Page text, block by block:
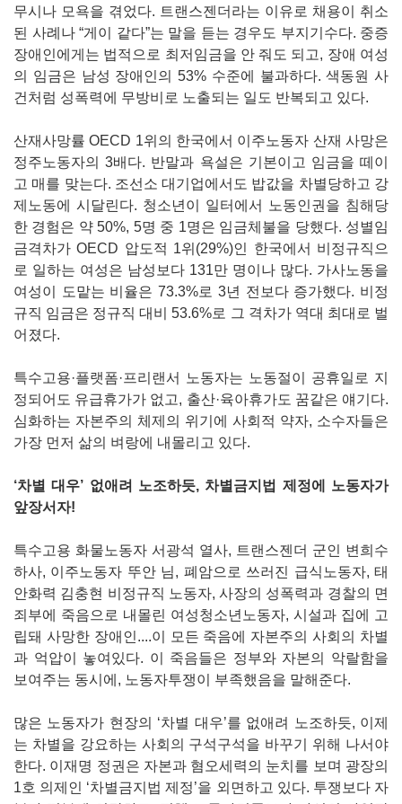
무시나 모욕을 겪었다. 트랜스젠더라는 이유로 채용이 취소
된 사례나 “게이 같다”는 말을 듣는 경우도 부지기수다. 중증
장애인에게는 법적으로 최저임금을 안 줘도 되고, 장애 여성
의 임금은 남성 장애인의 53% 수준에 불과하다. 색동원 사
건처럼 성폭력에 무방비로 노출되는 일도 반복되고 있다.
산재사망률 OECD 1위의 한국에서 이주노동자 산재 사망은
정주노동자의 3배다. 반말과 욕설은 기본이고 임금을 떼이
고 매를 맞는다. 조선소 대기업에서도 밥값을 차별당하고 강
제노동에 시달린다. 청소년이 일터에서 노동인권을 침해당
한 경험은 약 50%, 5명 중 1명은 임금체불을 당했다. 성별임
금격차가 OECD 압도적 1위(29%)인 한국에서 비정규직으
로 일하는 여성은 남성보다 131만 명이나 많다. 가사노동을
여성이 도맡는 비율은 73.3%로 3년 전보다 증가했다. 비정
규직 임금은 정규직 대비 53.6%로 그 격차가 역대 최대로 벌
어졌다.
특수고용·플랫폼·프리랜서 노동자는 노동절이 공휴일로 지
정되어도 유급휴가가 없고, 출산·육아휴가도 꿈같은 얘기다.
심화하는 자본주의 체제의 위기에 사회적 약자, 소수자들은
가장 먼저 삶의 벼랑에 내몰리고 있다.
‘차별 대우’ 없애려 노조하듯, 차별금지법 제정에 노동자가
앞장서자!
특수고용 화물노동자 서광석 열사, 트랜스젠더 군인 변희수
하사, 이주노동자 뚜안 님, 폐암으로 쓰러진 급식노동자, 태
안화력 김충현 비정규직 노동자, 사장의 성폭력과 경찰의 면
죄부에 죽음으로 내몰린 여성청소년노동자, 시설과 집에 고
립돼 사망한 장애인....이 모든 죽음에 자본주의 사회의 차별
과 억압이 놓여있다. 이 죽음들은 정부와 자본의 악랄함을
보여주는 동시에, 노동자투쟁이 부족했음을 말해준다.
많은 노동자가 현장의 ‘차별 대우’를 없애려 노조하듯, 이제
는 차별을 강요하는 사회의 구석구석을 바꾸기 위해 나서야
한다. 이재명 정권은 자본과 혐오세력의 눈치를 보며 광장의
1호 의제인 ‘차별금지법 제정’을 외면하고 있다. 투쟁보다 자